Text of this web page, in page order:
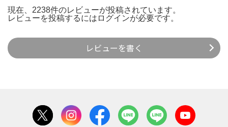
現在、2238件のレビューが投稿されています。
レビューを投稿するには ログインが必要です。
レビューを書く